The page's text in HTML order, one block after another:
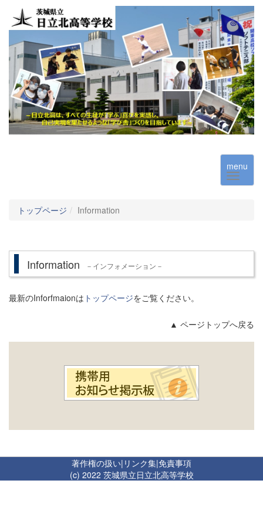
menu
トップページ Information
Information －インフォメーション－
最新のInforfmaionは トップページをご覧ください。
▲ ページトップへ戻る
著作権の扱い| リンク集|免責事項
(c) 2022 茨城県立日立北高等学校